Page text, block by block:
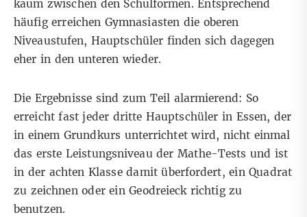
kaum zwischen den Schulformen. Entsprechend
häufig erreichen Gymnasiasten die oberen
Niveaustufen, Hauptschüler finden sich dagegen
eher in den unteren wieder.
Die Ergebnisse sind zum Teil alarmierend: So
erreicht fast jeder dritte Hauptschüler in Essen, der
in einem Grundkurs unterrichtet wird, nicht einmal
das erste Leistungsniveau der Mathe-Tests und ist
in der achten Klasse damit überfordert, ein Quadrat
zu zeichnen oder ein Geodreieck richtig zu
benutzen.